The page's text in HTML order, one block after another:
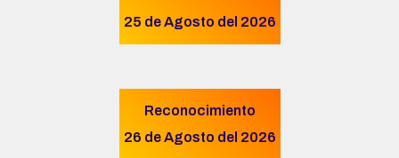
25 de Agosto del 2026
Reconocimiento
26 de Agosto del 2026